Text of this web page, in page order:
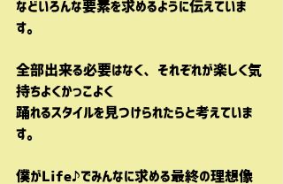
などいろんな要素を求めるように伝えていま
す。
全部出来る必要はなく、それぞれが楽しく気
持ちよくかっこよく
踊れるスタイルを見つけられたらと考えていま
す。
僕がLife♪でみんなに求める最終の理想像